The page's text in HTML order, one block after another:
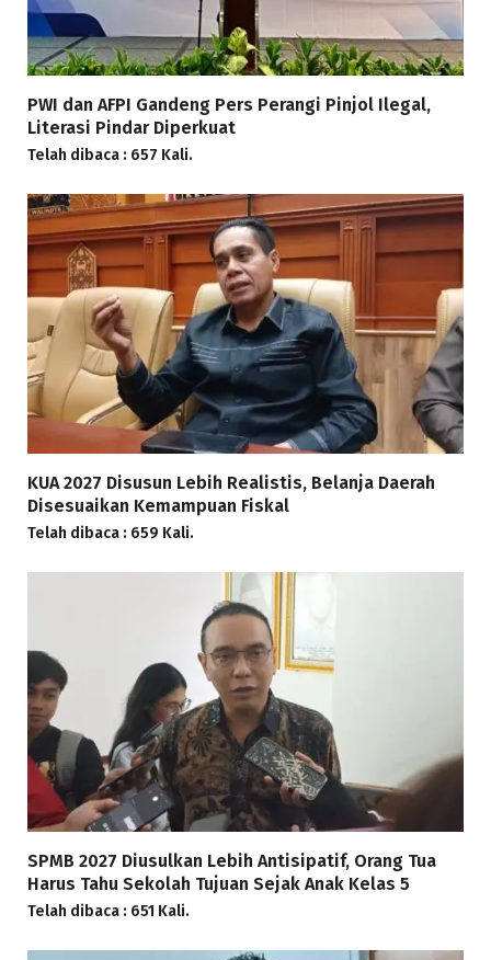
PWI dan AFPI Gandeng Pers Perangi Pinjol Ilegal,
Literasi Pindar Diperkuat
Telah dibaca : 657 Kali.
KUA 2027 Disusun Lebih Realistis, Belanja Daerah
Disesuaikan Kemampuan Fiskal
Telah dibaca : 659 Kali.
SPMB 2027 Diusulkan Lebih Antisipatif, Orang Tua
Harus Tahu Sekolah Tujuan Sejak Anak Kelas 5
Telah dibaca : 651 Kali.